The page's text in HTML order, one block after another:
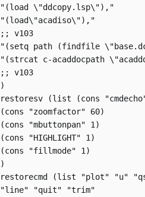
"(load \"ddcopy.lsp\"),"
"(load\"acadiso\"),"
;; v103
"(setq path (findfile
"(strcat c-acaddocpath
;; v103
)
restoresv (list (cons
(cons "zoomfactor" 60)
(cons "mbuttonpan" 1)
(cons "HIGHLIGHT" 1)
(cons "fillmode" 1)
)
restorecmd (list "plot" "u"
"line" "quit" "trim"